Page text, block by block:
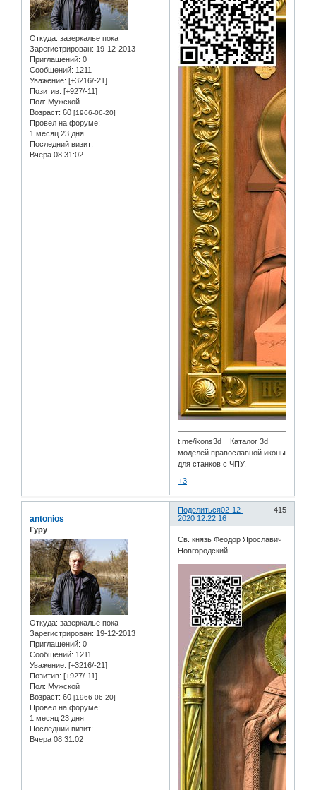
Откуда: зазеркалье пока
Зарегистрирован: 19-12-2013
Приглашений: 0
Сообщений: 1211
Уважение: [+3216/-21]
Позитив: [+927/-11]
Пол: Мужской
Возраст: 60 [1966-06-20]
Провел на форуме:
1 месяц 23 дня
Последний визит:
Вчера 08:31:02
t.me/ikons3d Каталог 3d
моделей православной иконы
для станков с ЧПУ.
+3
Поделиться 415
02-12-
2020 12:22:16
antonios
Гуру
Откуда: зазеркалье пока
Зарегистрирован: 19-12-2013
Приглашений: 0
Сообщений: 1211
Уважение: [+3216/-21]
Позитив: [+927/-11]
Пол: Мужской
Возраст: 60 [1966-06-20]
Провел на форуме:
1 месяц 23 дня
Последний визит:
Вчера 08:31:02
Св. князь Феодор Ярославич
Новгородский.